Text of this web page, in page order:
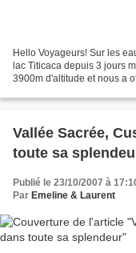
Hello Voyageurs! Sur les
lac Titicaca depuis 3 jours
3900m d'altitude et nous a
Vallée Sacrée,
toute sa
Publié le 23/10/2007 à
Par Emeline & Laurent